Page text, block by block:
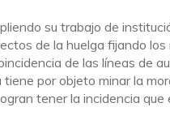
su trabajo de
de la huelga fijando
de las líneas de
por objeto minar la
tener la incidencia que